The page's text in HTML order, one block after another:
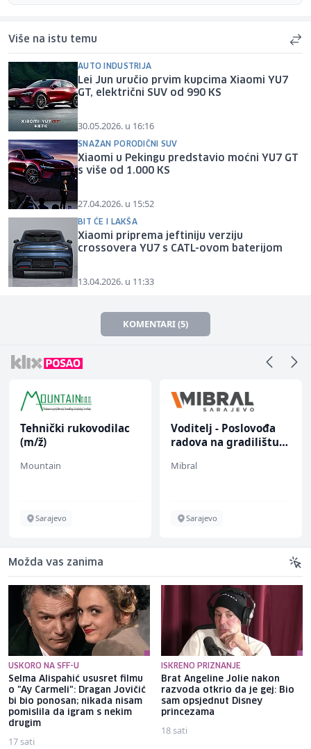
Više na istu temu
AUTO INDUSTRIJA
Lei Jun uručio prvim kupcima Xiaomi YU7
GT, električni SUV od 990 KS
30.05.2026. u 16:16
SNAŽAN PORODIČNI SUV
Xiaomi u Pekingu predstavio moćni YU7 GT
s više od 1.000 KS
27.04.2026. u 15:52
BIT ĆE I LAKŠA
Xiaomi priprema jeftiniju verziju
crossovera YU7 s CATL-ovom baterijom
13.04.2026. u 11:33
KOMENTARI (5)
Tehnički rukovodilac
(m/ž)
Mountain
Sarajevo
Voditelj - Poslovođa
radova na gradilištu
Mibral
Sarajevo
Možda vas zanima
USKORO NA SFF-U
Selma Alispahić ususret filmu
o "Ay Carmeli": Dragan Jovičić
bi bio ponosan; nikada nisam
pomislila da igram s nekim
drugim
17 sati
ISKRENO PRIZNANJE
Brat Angeline Jolie nakon
razvoda otkrio da je gej: Bio
sam opsjednut Disney
princezama
18 sati